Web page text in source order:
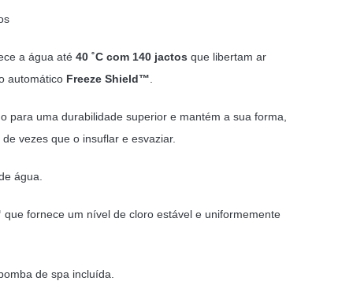
€.
€.
a água até40 ˚C com 140 jactos que libertam ar
automático Freeze Shield™
para uma durabilidade superior e mantém a sua forma,
vezes que o insuflar e esvaziar.
água.
que fornece um nível de cloro estável e uniformemente
de spa incluída.